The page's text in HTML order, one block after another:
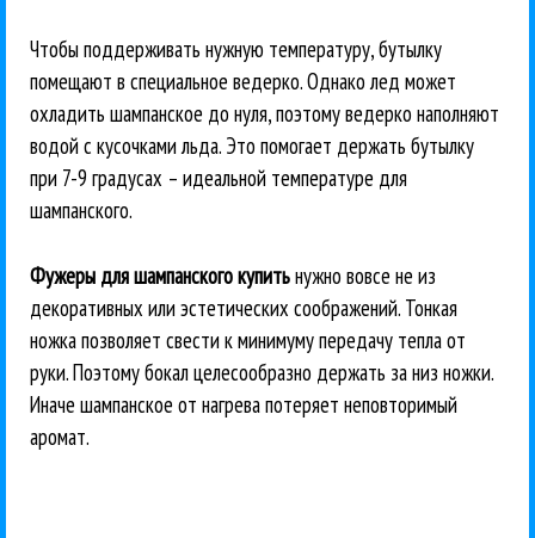
Чтобы поддерживать нужную температуру, бутылку
помещают в специальное ведерко. Однако лед может
охладить шампанское до нуля, поэтому ведерко наполняют
водой с кусочками льда. Это помогает держать бутылку
при 7-9 градусах – идеальной температуре для
шампанского.
Фужеры для шампанского купитьнужно вовсе не из
декоративных или эстетических соображений. Тонкая
ножка позволяет свести к минимуму передачу тепла от
руки. Поэтому бокал целесообразно держать за низ ножки.
Иначе шампанское от нагрева потеряет неповторимый
аромат.